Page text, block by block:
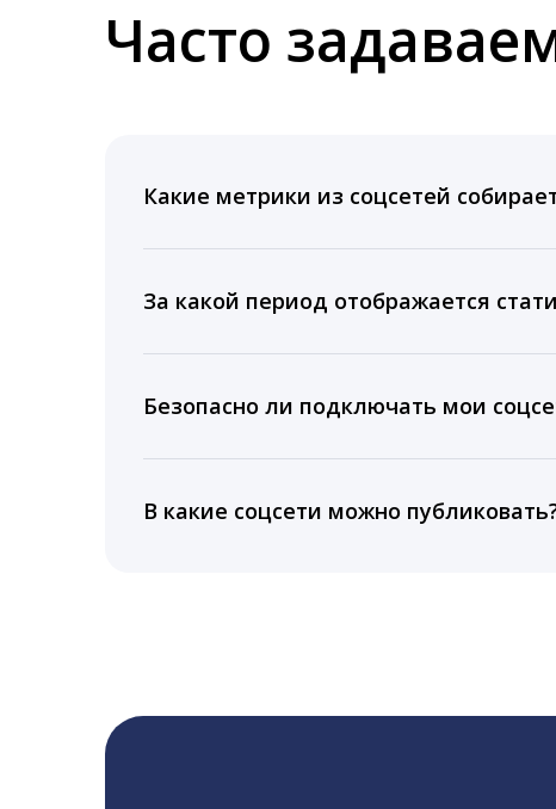
Часто
Какие метрики из соцсетей
время для публикации, показываем
За какой период отображается
подключении тарифа Блогер. При оплате
5 лет.
Безопасно ли подключать мои
информацию третьим лицам.
В какие соцсети можно